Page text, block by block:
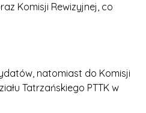
Komisji Rewizyjnej, co
natomiast do Komisji
Tatrzańskiego PTTK w